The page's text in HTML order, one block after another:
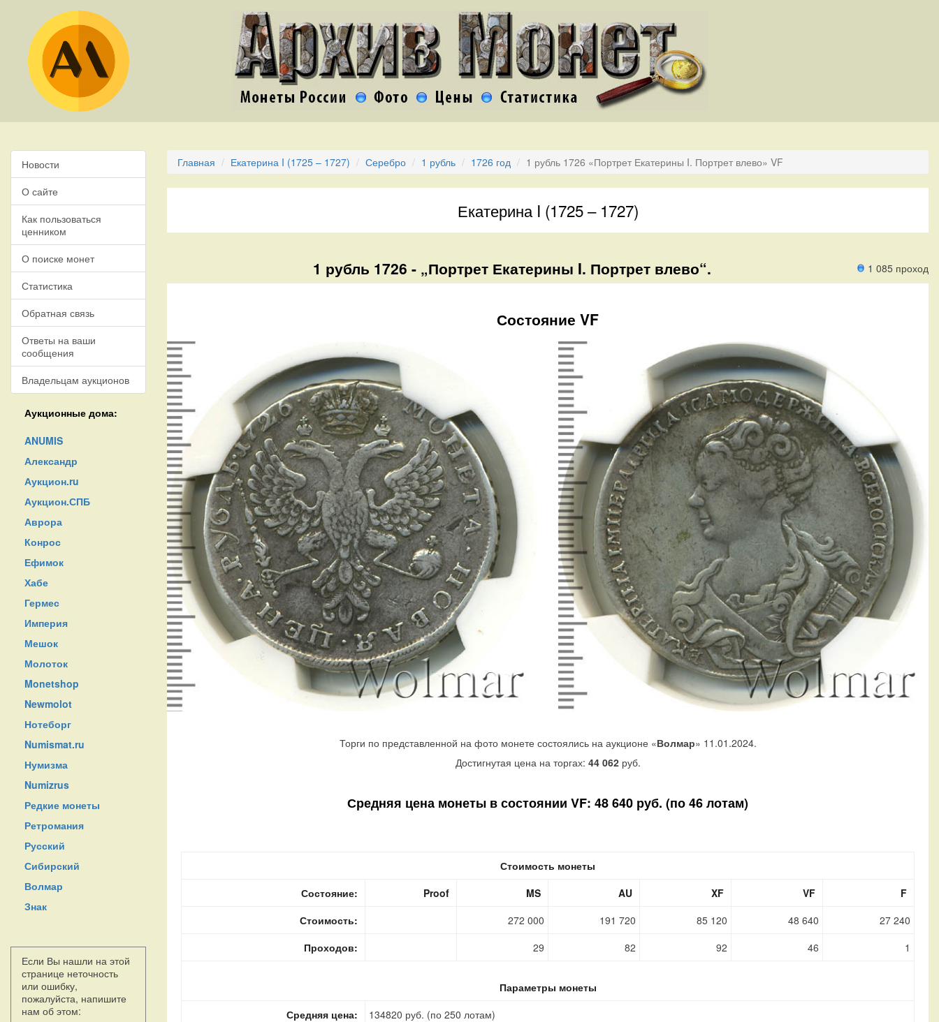
Новости
О сайте
Как пользоваться
ценником
О поиске монет
Статистика
Обратная связь
Ответы на ваши
сообщения
Владельцам аукционов
Аукционные дома:
ANUMIS
Александр
Аукцион.ru
Аукцион.СПБ
Аврора
Конрос
Ефимок
Хабе
Гермес
Империя
Мешок
Молоток
Monetshop
Newmolot
Нотеборг
Numismat.ru
Нумизма
Numizrus
Редкие монеты
Ретромания
Русский
Сибирский
Волмар
Знак
Если Вы нашли на этой
странице неточность
или ошибку,
пожалуйста, напишите
нам об этом:
Главная Екатерина I (1725 – 1727) Серебро 1 рубль 1726 год 1 рубль 1726 «Портрет Екатерины I. Портрет влево» VF
Екатерина I (1725 – 1727)
1 085 проход
1 рубль 1726 - „Портрет Екатерины I. Портрет влево“.
Состояние VF
Торги по представленной на фото монете состоялись на аукционе «Волмар» 11.01.2024.
Достигнутая цена на торгах: 44 062руб.
Средняя цена монеты в состоянии VF: 48 640 руб. (по 46 лотам)
Стоимость монеты
Состояние:
Proof MS AU XF VF
F
Стоимость:
272 000 191 720 85 120 48 640
27 240
Проходов:
29 82 92 46 1
Параметры монеты
Средняя цена:
134820 руб. (по 250 лотам)